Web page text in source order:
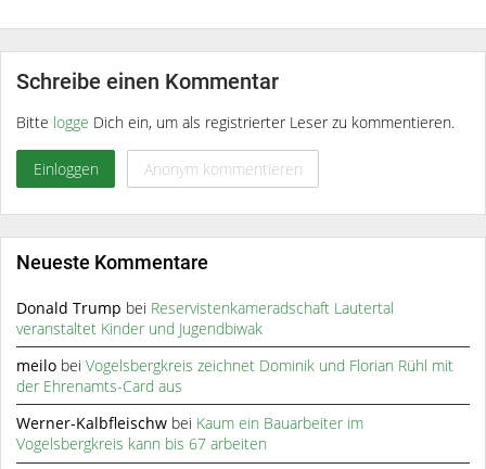
Schreibe einen Kommentar
Bitte logge Dich ein, um als registrierter Leser zu kommentieren.
Einloggen Anonym kommentieren
Neueste Kommentare
Donald Trump bei Reservistenkameradschaft Lautertal
veranstaltet Kinder und Jugendbiwak
meilo beiVogelsbergkreis zeichnet Dominik und Florian Rühl mit
der Ehrenamts-Card aus
Werner-Kalbfleischw bei Kaum ein Bauarbeiter im
Vogelsbergkreis kann bis 67 arbeiten